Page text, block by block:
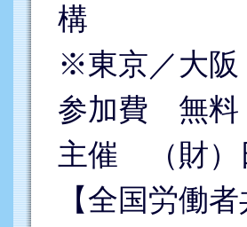
構
※東京／大
参加費 無料
主催 （財）
【全国労働